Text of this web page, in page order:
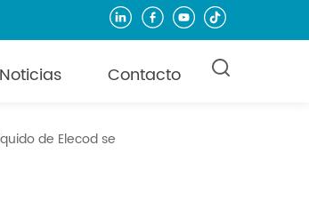
Noticias Contacto
de Elecod se